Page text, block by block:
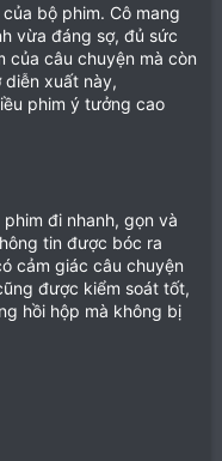
bộ phim. Cô mang
vừa đáng sợ, đủ sức
của câu chuyện mà còn
diễn xuất này,
phim ý tưởng cao
đi nhanh, gọn và
tin được bóc ra
cảm giác câu chuyện
được kiểm soát tốt,
hồi hộp mà không bị